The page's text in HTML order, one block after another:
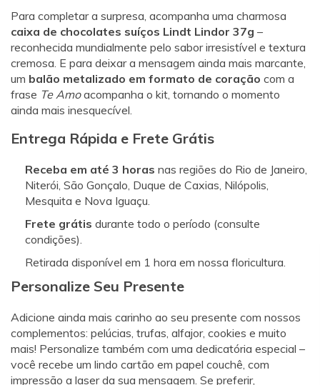
Para completar a surpresa, acompanha uma charmosa
caixa de chocolates suíços Lindt Lindor 37g –
reconhecida mundialmente pelo sabor irresistível e textura
cremosa. E para deixar a mensagem ainda mais marcante,
um balão metalizado em formato de coração com a
frase Te Amoacompanha o kit, tornando o momento
ainda mais inesquecível.
Entrega Rápida e Frete Grátis
Receba em até 3 horas nas regiões do Rio de Janeiro,
Niterói, São Gonçalo, Duque de Caxias, Nilópolis,
Mesquita e Nova Iguaçu.
Frete grátis durante todo o período (consulte
condições).
Retirada disponível em 1 hora em nossa floricultura.
Personalize Seu Presente
Adicione ainda mais carinho ao seu presente com nossos
complementos: pelúcias, trufas, alfajor, cookies e muito
mais! Personalize também com uma dedicatória especial –
você recebe um lindo cartão em papel couchê, com
impressão a laser da sua mensagem. Se preferir,